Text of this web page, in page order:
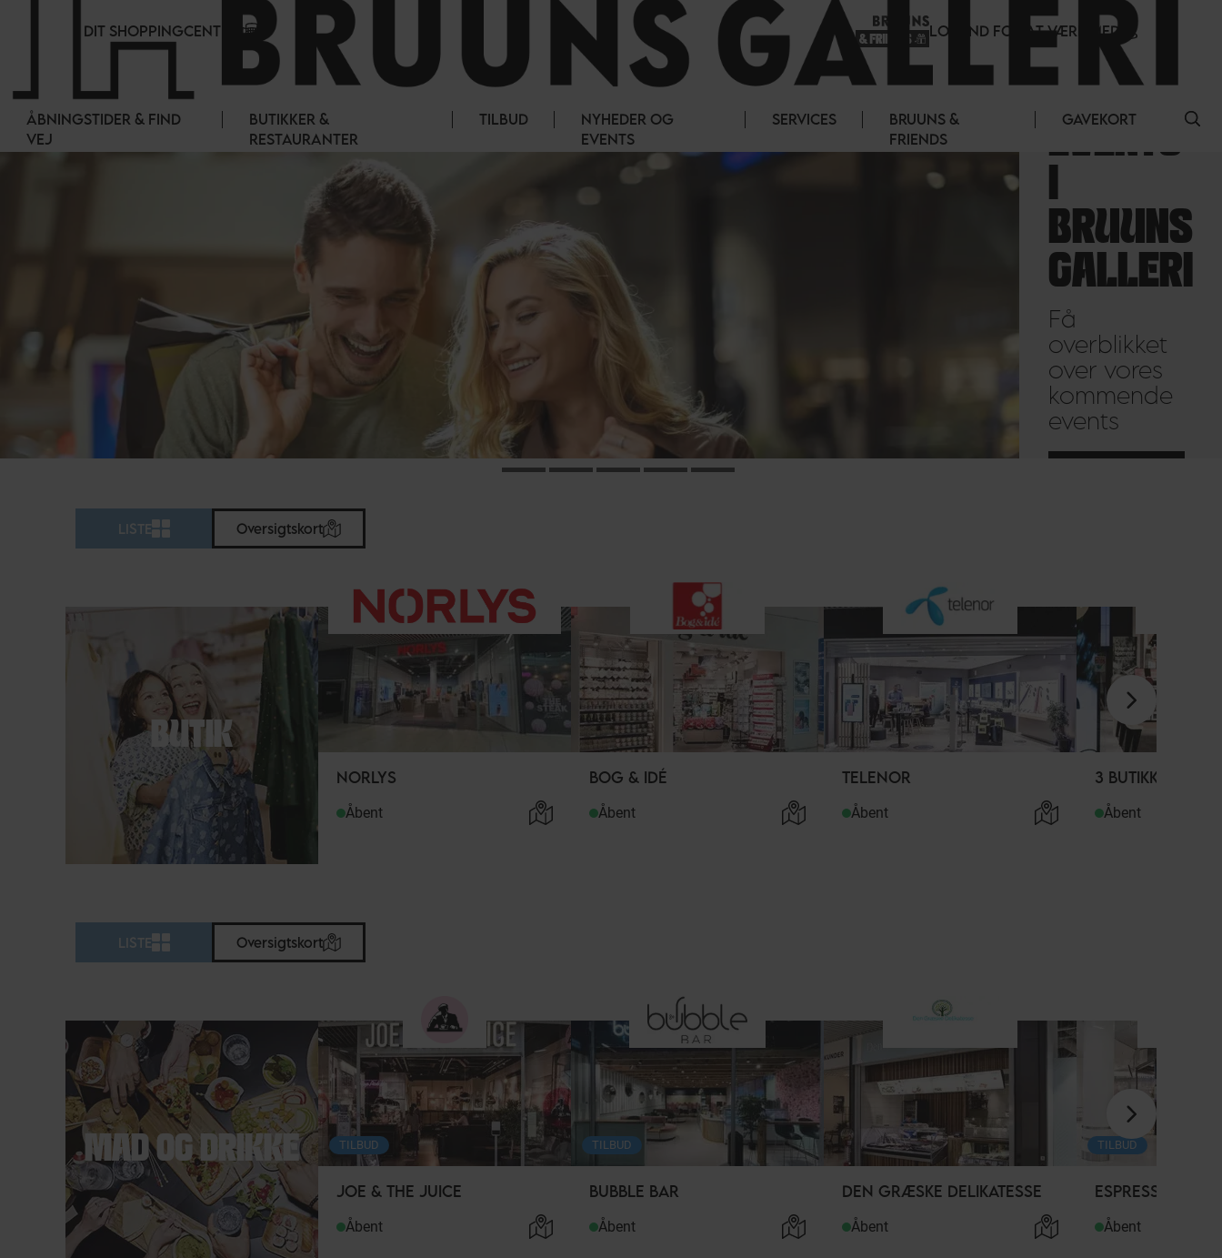
DIT SHOPPINGCENTER LOG IND FOR AT VÆRE MED
ÅBNINGSTIDER & FIND
VEJ
BUTIKKER &
RESTAURANTER
TILBUD
NYHEDER OG
EVENTS
SERVICES
BRUUNS &
FRIENDS
GAVEKORT
EVENTS
BRUUNS
GALLERI
Få
overblikket
over vores
kommende
events
LISTE Oversigtskort
BUTIK
NORLYS
Åbent
BOG & IDÉ
Åbent
TELENOR
Åbent
3 BUTIKKEN
Åbent
LISTE Oversigtskort
MAD OG DRIKKE
JOE & THE JUICE
TILBUD
Åbent
BUBBLE BAR
TILBUD
Åbent
DEN GRÆSKE DELIKATESSE
Åbent
ESPRESSO
TILBUD
Åbent